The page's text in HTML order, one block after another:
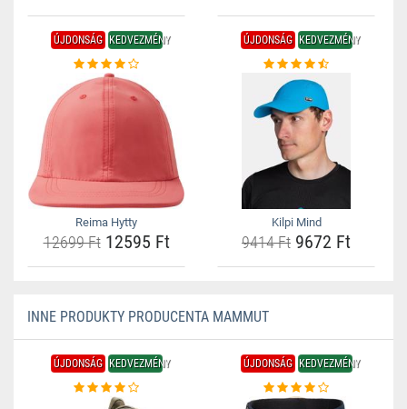
ÚJDONSÁG KEDVEZMÉNY
Reima Hytty
12699 Ft12595 Ft
ÚJDONSÁG KEDVEZMÉNY
Kilpi Mind
9414 Ft 9672 Ft
INNE PRODUKTY PRODUCENTA MAMMUT
ÚJDONSÁG KEDVEZMÉNY ÚJDONSÁG KEDVEZMÉNY